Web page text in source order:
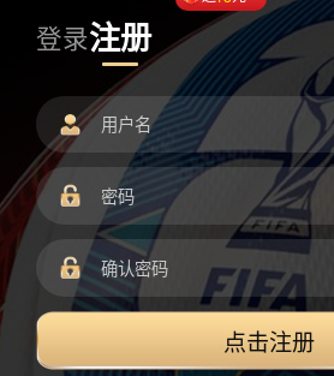
登录注册
点击注册